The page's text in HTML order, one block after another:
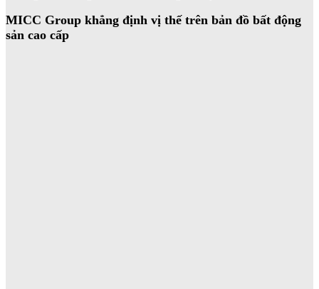
MICC Group khẳng định vị thế trên bản đồ bất động
sản cao cấp